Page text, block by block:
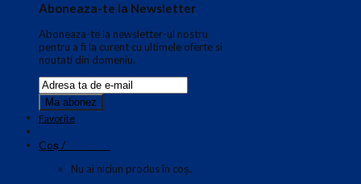
Aboneaza-te la Newsletter
Aboneaza-te la newsletter-ul nostru
pentru a fi la curent cu ultimele oferte si
noutati din domeniu.
Favorite
Coș /
Nu ai niciun produs în coș.